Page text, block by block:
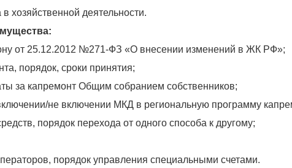
хозяйственной деятельности.
от 25.12.2012 №271-ФЗ «О внесении изменений в ЖК РФ»;
порядок, сроки принятия;
за капремонт Общим собранием собственников;
не включении МКД в региональную программу
порядок перехода от одного способа к другому;
порядок управления специальными счетами.